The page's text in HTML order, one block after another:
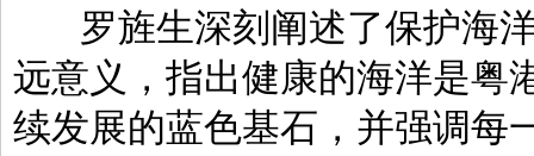
罗旌生深刻阐述了保护海洋
远意义，指出健康的海洋是粤
续发展的蓝色基石，并强调每